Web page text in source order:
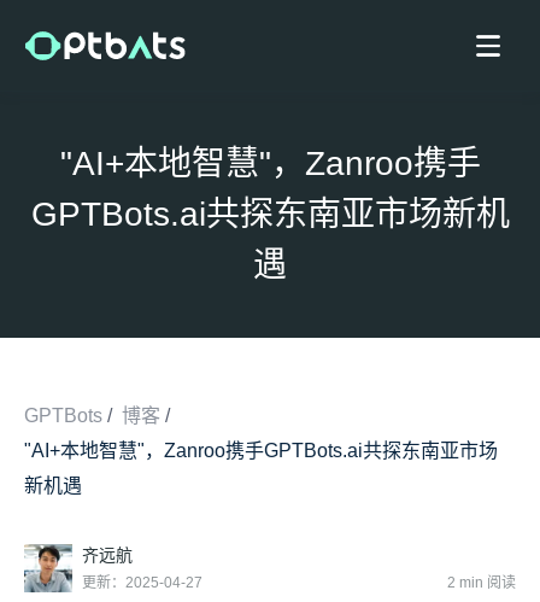
"AI+本地智慧"，Zanroo携手
GPTBots.ai共探东南亚市场新机
遇
GPTBots / 博客 /
"AI+本地智慧"，Zanroo携手GPTBots.ai共探东南亚市场
新机遇
齐远航
更新：2025-04-27 2 min 阅读